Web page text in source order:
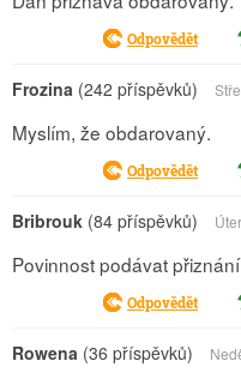
Odpovědět
Frozina (242 příspěvků)
Myslím, že obdarovaný.
Odpovědět
Bribrouk (84 příspěvků)
Povinnost podávat
Odpovědět
Rowena (36 příspěvků)